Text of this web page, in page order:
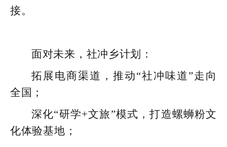
接。
面对未来，社冲乡计划：
拓展电商渠道，推动“社冲味道”走向
全国；
深化“研学+文旅”模式，打造螺蛳粉文
化体验基地；